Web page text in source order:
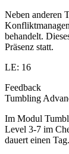
Neben anderen
behandelt.
Präsenz statt.
LE: 16
Feedback
Tumbling
Im Modul
Level 3-7 im
dauert einen Tag.